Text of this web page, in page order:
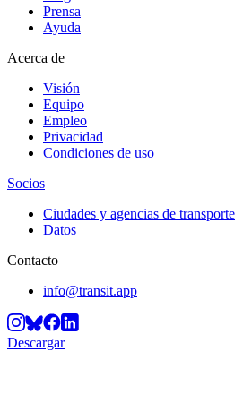
Prensa
Ayuda
Acerca de
Visión
Equipo
Empleo
Privacidad
Condiciones de uso
Socios
Ciudades y agencias de transporte
Datos
Contacto
info@transit.app
Descargar